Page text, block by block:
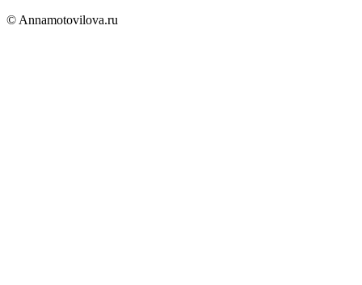
© Annamotovilova.ru